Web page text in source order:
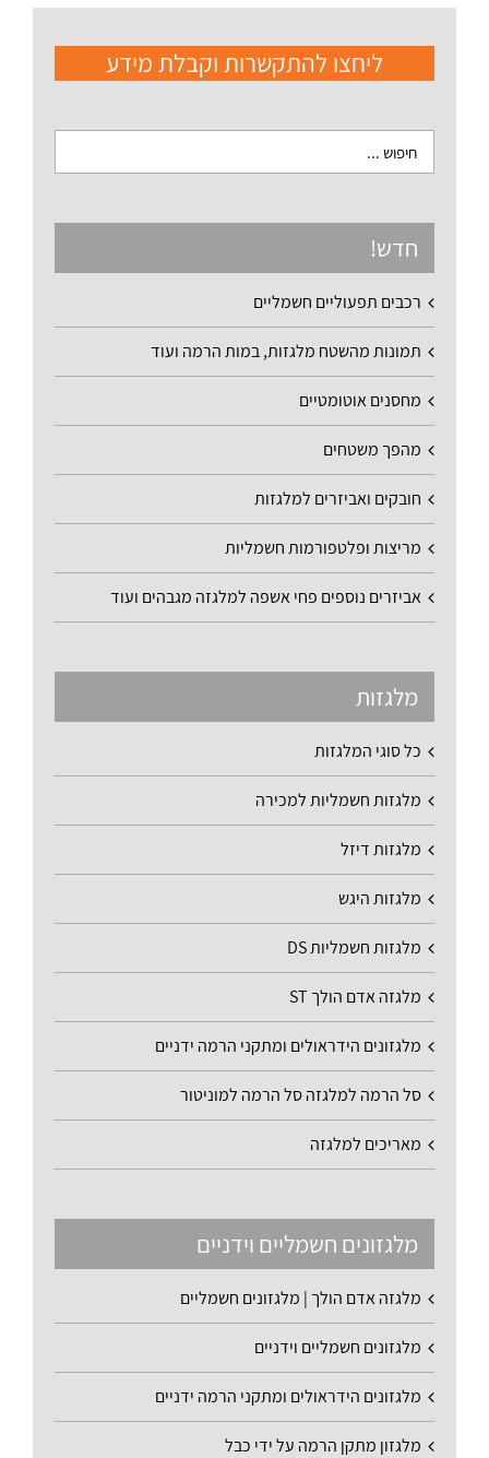
ליחצו להתקשרות וקבלת מידע
חדש!
רכבים תפעוליים חשמליים
תמונות מהשטח מלגזות, במות הרמה ועוד
מחסנים אוטומטיים
מהפך משטחים
חובקים ואביזרים למלגזות
מריצות ופלטפורמות חשמליות
אביזרים נוספים פחי אשפה למלגזה מגבהים ועוד
מלגזות
כל סוגי המלגזות
מלגזות חשמליות למכירה
מלגזות דיזל
מלגזות היגש
מלגזות חשמליות DS
מלגזה אדם הולך ST
מלגזונים הידראולים ומתקני הרמה ידניים
סל הרמה למלגזה סל הרמה למוניטור
מאריכים למלגזה
מלגזונים חשמליים וידניים
מלגזה אדם הולך | מלגזונים חשמליים
מלגזונים חשמליים וידניים
מלגזונים הידראולים ומתקני הרמה ידניים
מלגזון מתקן הרמה על ידי כבל